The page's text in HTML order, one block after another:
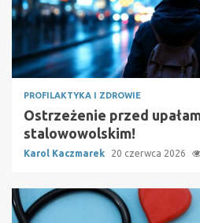
PROFILAKTYKA I ZDROWIE
Ostrzeżenie przed
stalowowolskim!
Karol Kaczmarek 20 czerwca 2026